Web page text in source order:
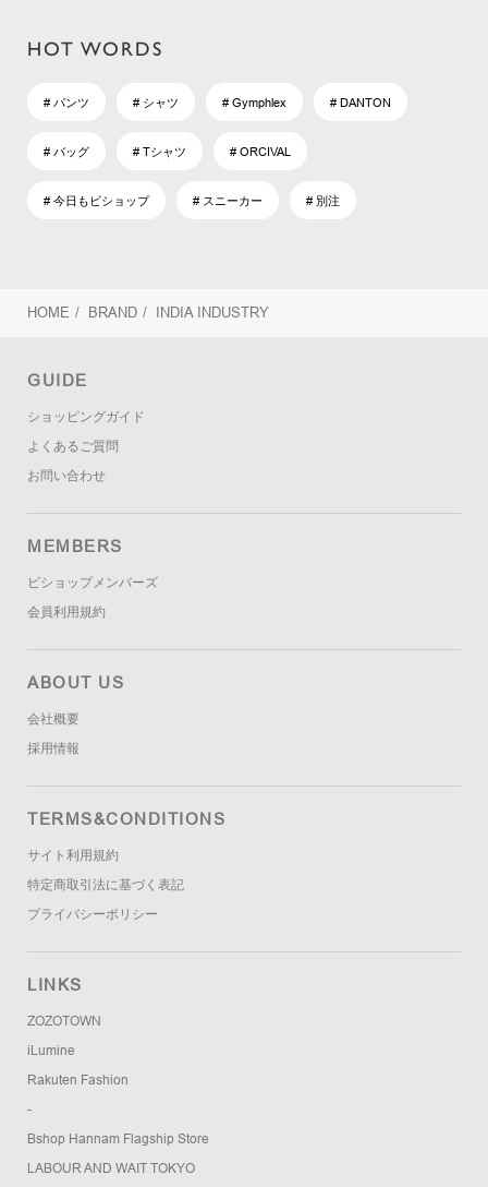
HOT WORDS
# パンツ # シャツ # Gymphlex # DANTON
# バッグ # Tシャツ # ORCIVAL
# 今日もビショップ # スニーカー # 別注
HOME / BRAND / INDIA INDUSTRY
GUIDE
ショッピングガイド
よくあるご質問
お問い合わせ
MEMBERS
ビショップメンバーズ
会員利用規約
ABOUT US
会社概要
採用情報
TERMS&CONDITIONS
サイト利用規約
特定商取引法に基づく表記
プライバシーポリシー
LINKS
ZOZOTOWN
iLumine
Rakuten Fashion
-
Bshop Hannam Flagship Store
LABOUR AND WAIT TOKYO